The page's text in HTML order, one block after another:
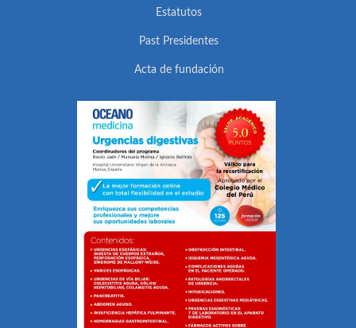
Estatutos
Past Presidentes
Acta de fundación